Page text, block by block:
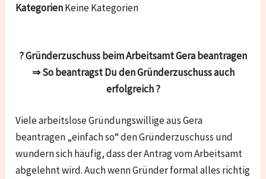
KategorienKeine Kategorien
? Gründerzuschuss beim Arbeitsamt Gera beantragen
⇒ So beantragst Du den Gründerzuschuss auch
erfolgreich ?
Viele arbeitslose Gründungswillige aus Gera
beantragen „einfach so“ den Gründerzuschuss und
wundern sich häufig, dass der Antrag vom Arbeitsamt
abgelehnt wird. Auch wenn Gründer formal alles richtig